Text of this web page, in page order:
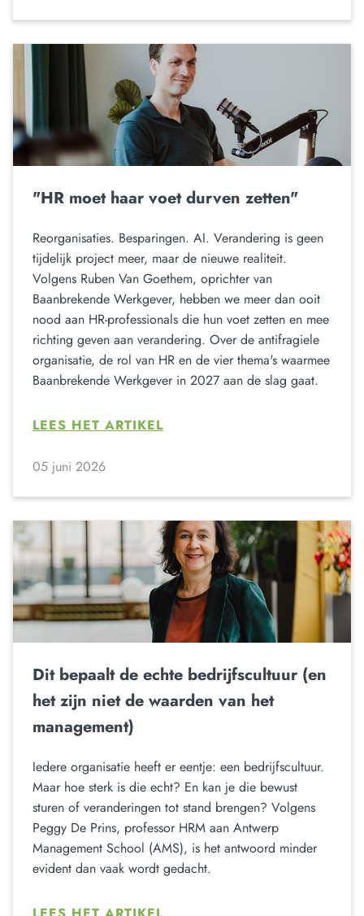
"HR moet haar voet durven zetten"
Reorganisaties. Besparingen. AI. Verandering is geen
tijdelijk project meer, maar de nieuwe realiteit.
Volgens Ruben Van Goethem, oprichter van
Baanbrekende Werkgever, hebben we meer dan ooit
nood aan HR-professionals die hun voet zetten en mee
richting geven aan verandering. Over de antifragiele
organisatie, de rol van HR en de vier thema's waarmee
Baanbrekende Werkgever in 2027 aan de slag gaat.
LEES HET ARTIKEL
05 juni 2026
Dit bepaalt de echte bedrijfscultuur (en
het zijn niet de waarden van het
management)
Iedere organisatie heeft er eentje: een bedrijfscultuur.
Maar hoe sterk is die echt? En kan je die bewust
sturen of veranderingen tot stand brengen? Volgens
Peggy De Prins, professor HRM aan Antwerp
Management School (AMS), is het antwoord minder
evident dan vaak wordt gedacht.